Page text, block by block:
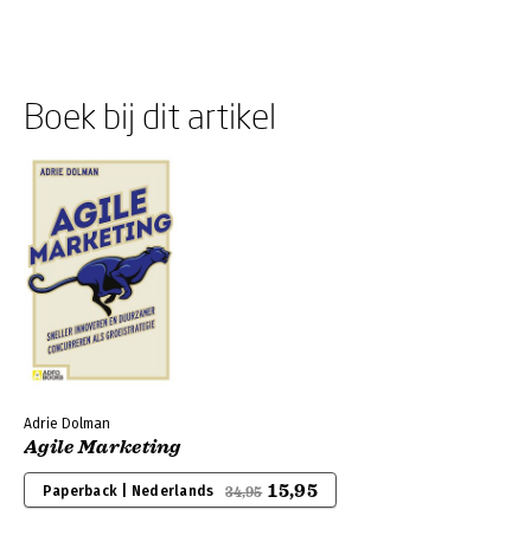
Boek bij dit artikel
Adrie Dolman
Agile Marketing
Paperback | Nederlands 34,95 15,95